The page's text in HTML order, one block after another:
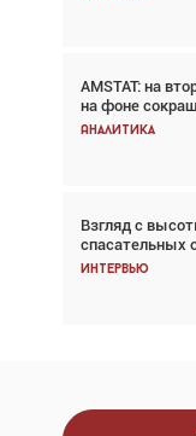
AMSTAT: на
на фоне
Аналитика
Взгляд с
спасательных
Интервью
В городах
хотя общий
Аналитика
Частный
покупке
Интервью